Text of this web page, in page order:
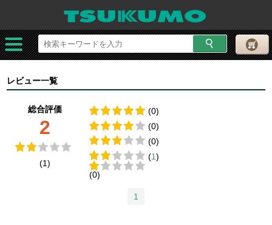
レビュー一覧
総合評価
2
(1)
(0)
(0)
(0)
(1)
(0)
1